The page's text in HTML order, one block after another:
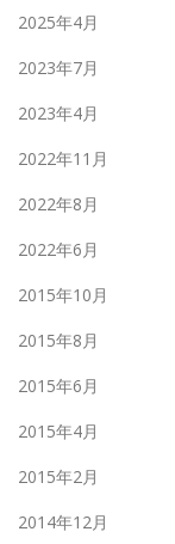
2025年4月
2023年7月
2023年4月
2022年11月
2022年8月
2022年6月
2015年10月
2015年8月
2015年6月
2015年4月
2015年2月
2014年12月